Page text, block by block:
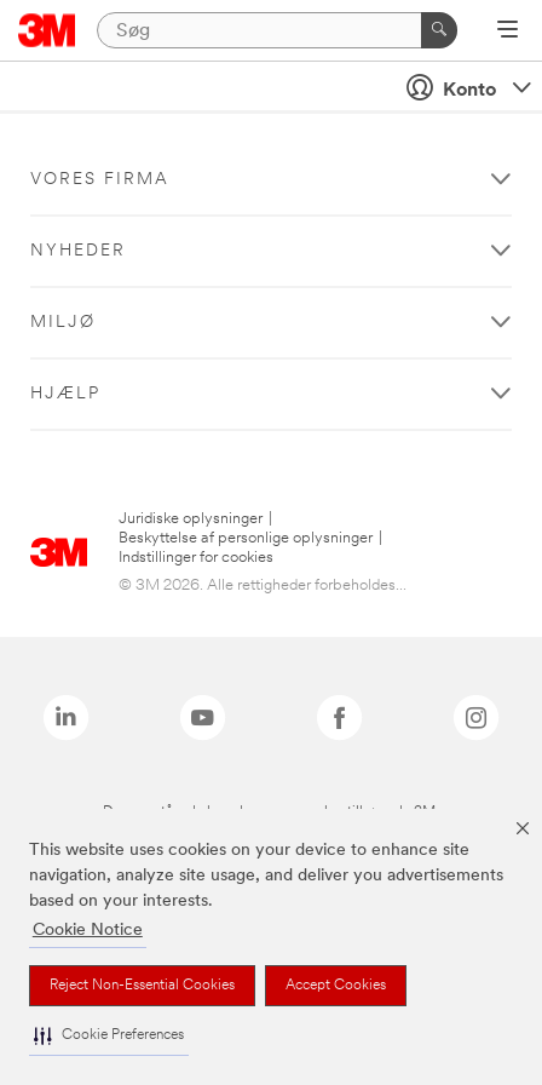
This website uses cookies on your device to enhance site
navigation, analyze site usage, and deliver you advertisements
based on your interests.
Cookie Notice
Reject Non-Essential Cookies Accept Cookies
Cookie Preferences
Konto
VORES FIRMA
NYHEDER
MILJØ
HJÆLP
Juridiske oplysninger
Beskyttelse af personlige oplysninger
Indstillinger for cookies
© 3M 2026. Alle rettigheder forbeholdes...
De ovenstående brands er varemærker tilhørende 3M.